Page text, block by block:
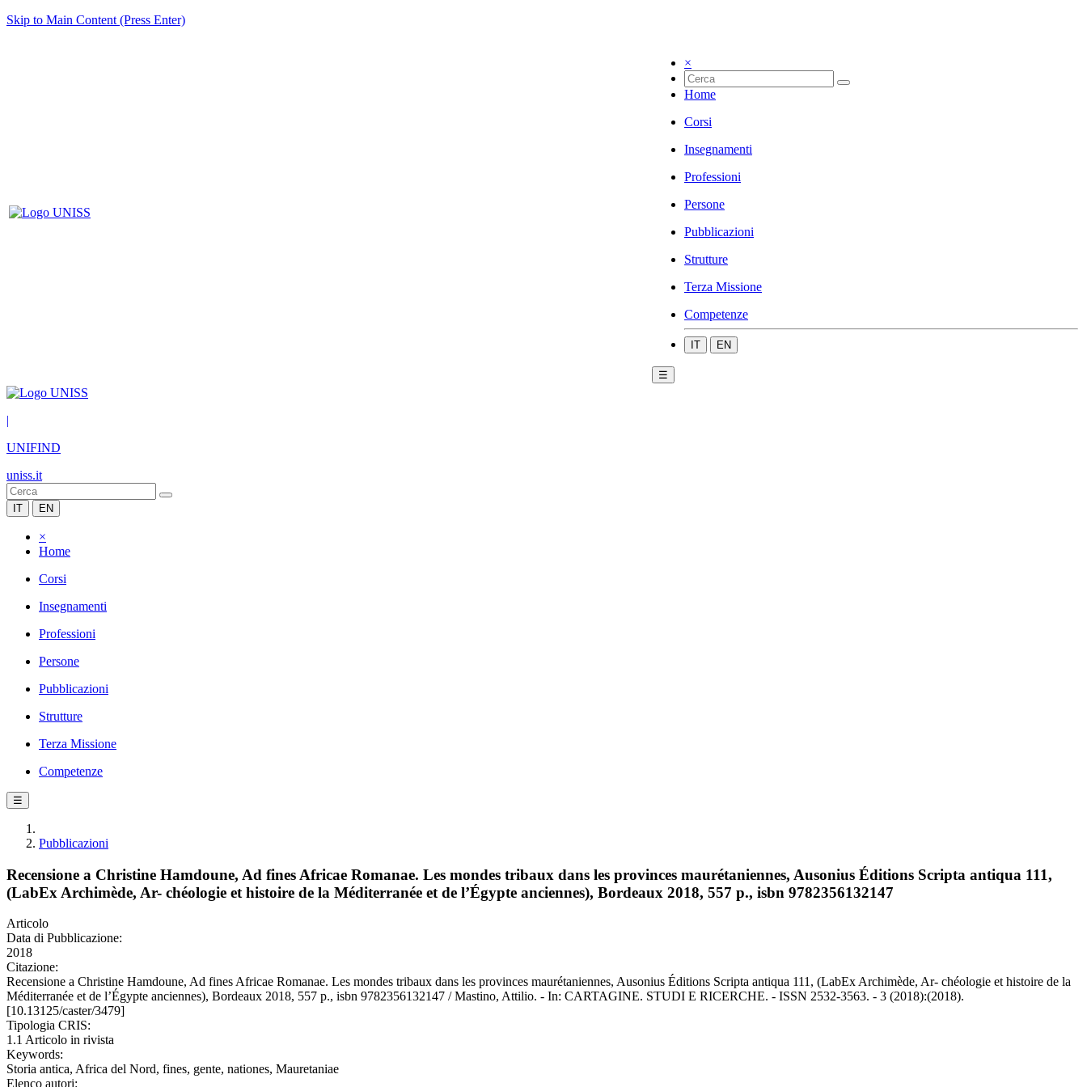
Skip to Main Content (Press Enter)
×
Home
Corsi
Insegnamenti
Professioni
Persone
Pubblicazioni
Strutture
Terza Missione
Competenze
IT EN
☰
|
UNIFIND
uniss.it
IT EN
×
Home
Corsi
Insegnamenti
Professioni
Persone
Pubblicazioni
Strutture
Terza Missione
Competenze
☰
Pubblicazioni
Recensione a Christine Hamdoune, Ad fines Africae Romanae. Les mondes tribaux dans les provinces maurétaniennes, Ausonius Éditions Scripta antiqua 111,
(LabEx Archimède, Ar- chéologie et histoire de la Méditerranée et de l’Égypte anciennes), Bordeaux 2018, 557 p., isbn 9782356132147
Articolo
Data di Pubblicazione:
2018
Citazione:
Recensione a Christine Hamdoune, Ad fines Africae Romanae. Les mondes tribaux dans les provinces maurétaniennes, Ausonius Éditions Scripta antiqua 111, (LabEx Archimède, Ar- chéologie et histoire de la
Méditerranée et de l’Égypte anciennes), Bordeaux 2018, 557 p., isbn 9782356132147 / Mastino, Attilio. - In: CARTAGINE. STUDI E RICERCHE. - ISSN 2532-3563. - 3 (2018):(2018).
[10.13125/caster/3479]
Tipologia CRIS:
1.1 Articolo in rivista
Keywords:
Storia antica, Africa del Nord, fines, gente, nationes, Mauretaniae
Elenco autori: